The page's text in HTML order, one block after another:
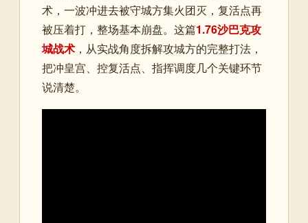
术，一波冲进去被守城方集火团灭，复活点再
被压着打，整场基本崩盘。这篇1.76沙巴克攻
城战术 ，从实战角度拆解攻城方的完整打法，
把冲皇宫、控复活点、指挥调度几个关键环节
说清楚。